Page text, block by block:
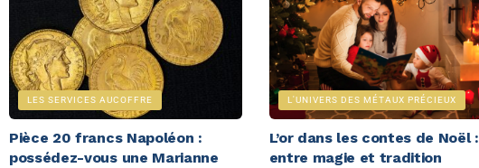
LES SERVICES AUCOFFRE
Pièce 20 francs Napoléon :
possédez-vous une Marianne
L'UNIVERS DES MÉTAUX PRÉCIEUX
L’or dans les contes de Noël :
entre magie et tradition